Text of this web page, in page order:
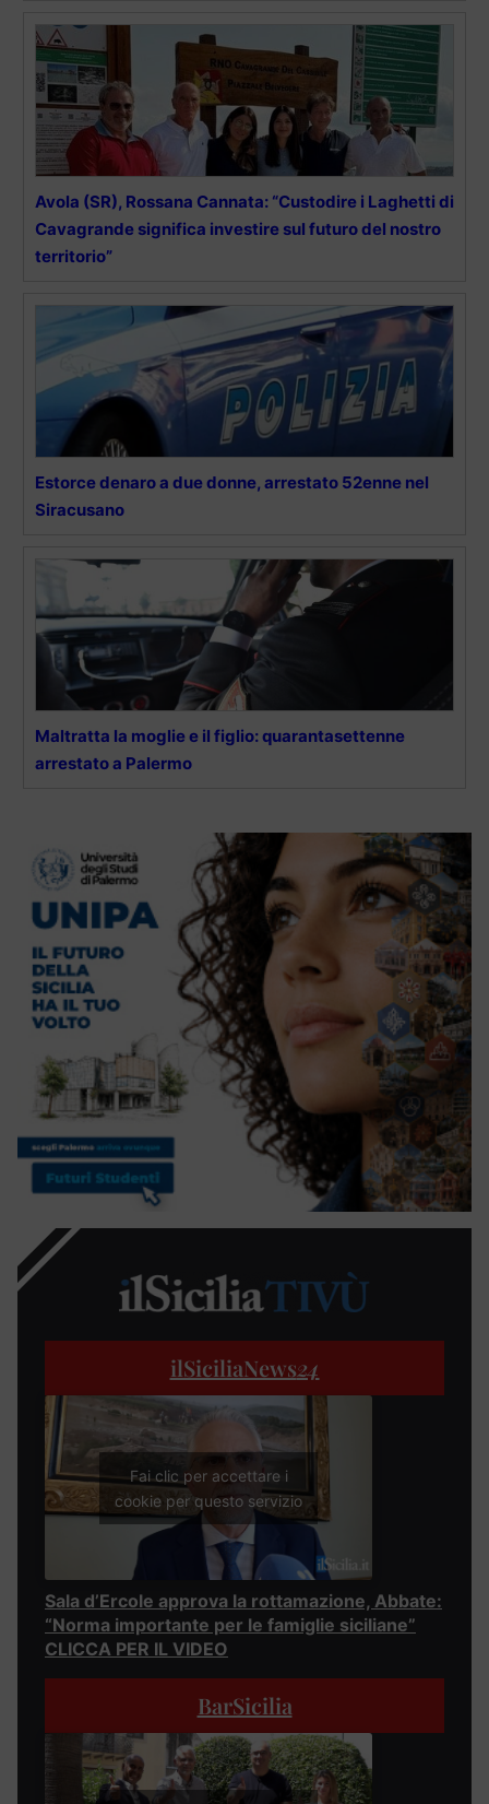
Avola (SR), Rossana Cannata: “Custodire i Laghetti di
Cavagrande significa investire sul futuro del nostro
territorio”
Estorce denaro a due donne, arrestato 52enne nel
Siracusano
Maltratta la moglie e il figlio: quarantasettenne
arrestato a Palermo
ilSiciliaNews24
Fai clic per accettare i
cookie per questo servizio
Sala d’Ercole approva la rottamazione, Abbate:
“Norma importante per le famiglie siciliane”
CLICCA PER IL VIDEO
BarSicilia